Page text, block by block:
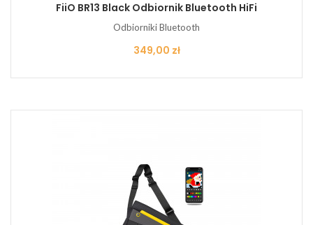
FiiO BR13 Black Odbiornik Bluetooth HiFi
Odbiorniki Bluetooth
Cena
349,00 zł